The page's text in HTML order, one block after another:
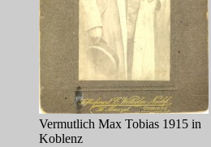
Vermutlich Max Tobias 1915 in
Koblenz